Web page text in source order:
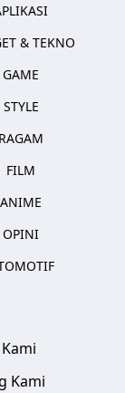
& TEKNO
GAME
STYLE
RAGAM
FILM
ANIME
OPINI
Kami